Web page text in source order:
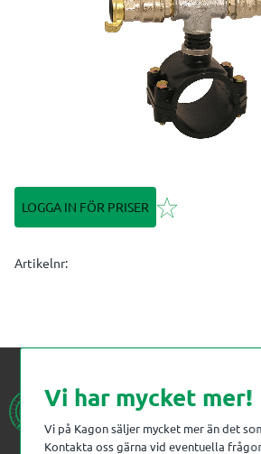
LOGGA IN FÖR PRISER Lägg till i
Artikelnr
Vi har mycket mer!
Vi på Kagon säljer mycket mer än det
Kontakta oss gärna vid eventuella